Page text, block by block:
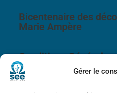
Gérer le
Bicentenaire des
Marie Ampère
Conditions Générales